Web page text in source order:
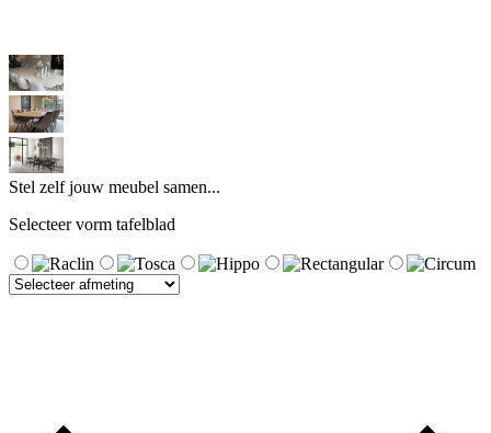
Stel zelf jouw meubel samen...
Selecteer vorm tafelblad